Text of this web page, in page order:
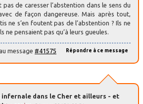
pas de caresser l’abstention dans le sens du
de façon dangereuse. Mais après tout,
ne s’en foutent pas de l’abstention ? Ils ne
ne pensaient pas qu’à leurs gueules.
Répondre à ce message
message #41575
infernale dans le Cher et ailleurs - et